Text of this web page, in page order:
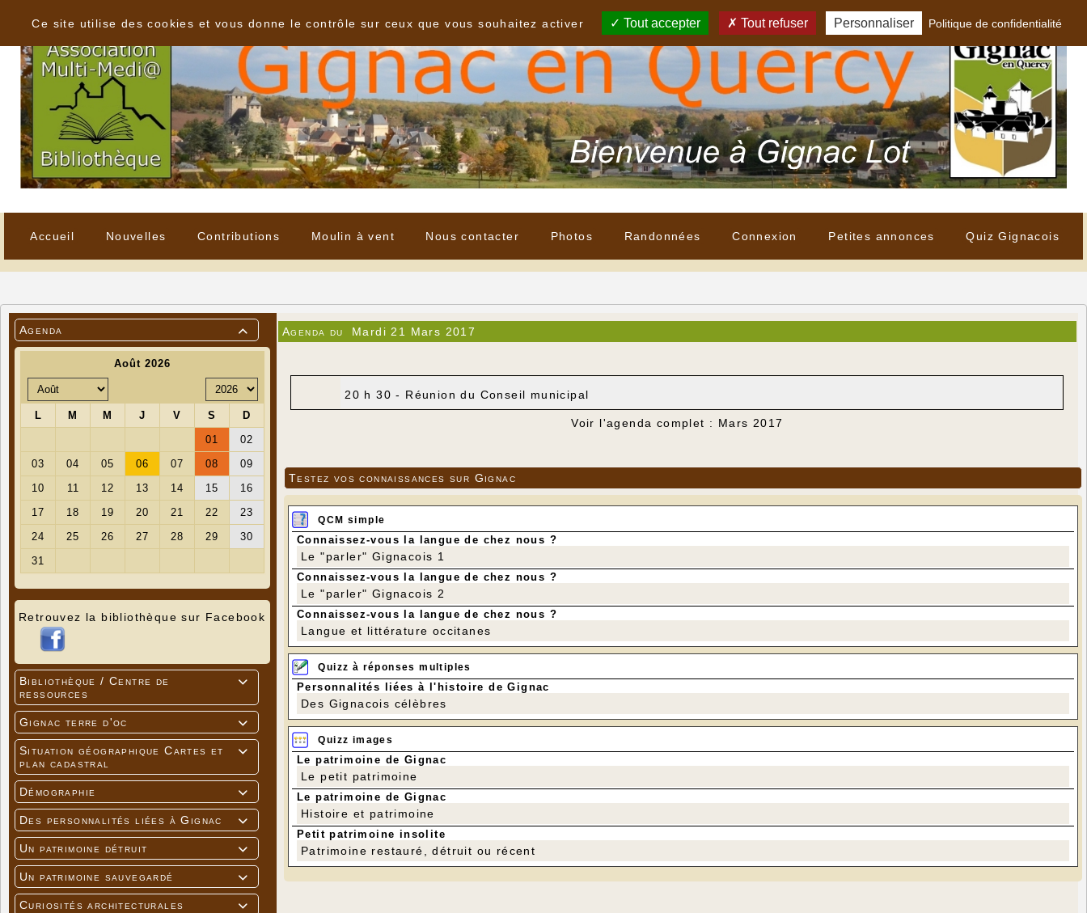
Accueil Nouvelles Contributions Moulin à vent Nous contacter Photos Randonnées Connexion Petites annonces Quiz Gignacois

Agenda
Retrouvez la bibliothèque sur Facebook

Bibliothèque / Centre de
ressources

Gignac terre d'oc

Situation géographique Cartes et
plan cadastral

Démographie

Des personnalités liées à Gignac

Un patrimoine détruit

Un patrimoine sauvegardé

Curiosités architecturales
Agenda du Mardi 21 Mars 2017
20 h 30 - Réunion du Conseil municipal
Voir l'agenda complet : Mars 2017
Testez vos connaissances sur Gignac
QCM simple
Connaissez-vous la langue de chez nous ?
Le "parler" Gignacois 1
Connaissez-vous la langue de chez nous ?
Le "parler" Gignacois 2
Connaissez-vous la langue de chez nous ?
Langue et littérature occitanes
Quizz à réponses multiples
Personnalités liées à l'histoire de Gignac
Des Gignacois célèbres
Quizz images
Le patrimoine de Gignac
Le petit patrimoine
Le patrimoine de Gignac
Histoire et patrimoine
Petit patrimoine insolite
Patrimoine restauré, détruit ou récent
Ce site utilise des cookies et vous donne le contrôle sur ceux que vous souhaitez activer
Tout accepter Tout refuser Personnaliser Politique de confidentialité